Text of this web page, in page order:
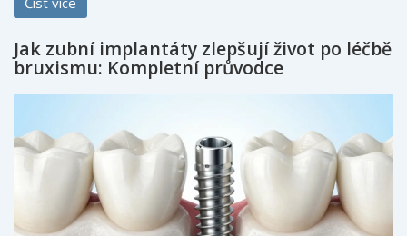
Jak zubní implantáty zlepšují život po léčbě
bruxismu: Kompletní průvodce